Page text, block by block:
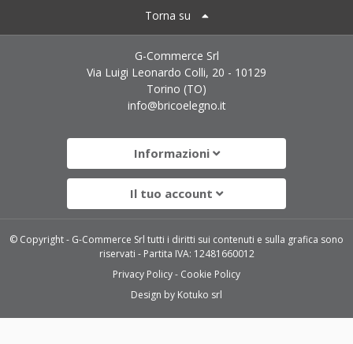
Torna su
G-Commerce Srl
Via Luigi Leonardo Colli, 20 - 10129
Torino (TO)
info@bricoelegno.it
Informazioni
Il tuo account
© Copyright - G-Commerce Srl tutti i diritti sui contenuti e sulla grafica sono
riservati - Partita IVA: 12481660012
Privacy Policy
Cookie Policy
Design by Kotuko srl